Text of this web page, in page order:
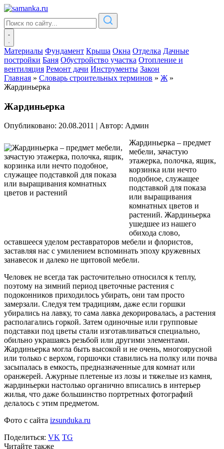
Материалы Фундамент Крыша Окна Отделка Дачные
постройки Баня Обустройство участка Отопление и
вентиляция Ремонт дачи Инструменты Закон
Главная » Словарь строительных терминов » Ж »
Жардиньерка
Жардиньерка
Опубликовано: 20.08.2011 | Автор: Админ
Жардиньерка – предмет
мебели, зачастую
этажерка, полочка, ящик,
корзинка или нечто
подобное, служащее
подставкой для показа
или выращивания
комнатных цветов и
растений. Жардиньерка
ушедшее из нашего
обихода слово,
оставшееся уделом реставраторов мебели и флористов,
заставляя нас с умилением вспоминать эпоху кружевных
занавесок и далеко не щитовой мебели.
Человек не всегда так расточительно относился к теплу,
поэтому на зимний период цветочные растения с
подоконников приходилось убирать, они там просто
замерзали. Следуя тем традициям, даже если горшки
убирались на лавку, то сама лавка декорировалась, а растения
располагались горкой. Затем одиночные или групповые
подставки под цветы стали изготавливаться специально,
обильно украшаясь резьбой или другими элементами.
Жардиньерка могла быть высокой и не очень, многоярусной
или только с верхом, горшочки ставились на полку или почва
засыпалась в емкость, предназначенные для комнат или
оранжерей. Ажурные плетеные из лозы и тяжелые из камня,
жардиньерки настолько органично вписались в интерьер
жилья, что даже большинство портретных фотографий
делалось с этим предметом.
Фото с сайта izsunduka.ru
Поделиться: VK TG
Читайте также